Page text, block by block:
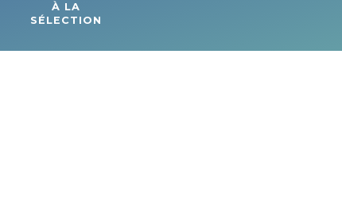
À LA
SÉLECTION